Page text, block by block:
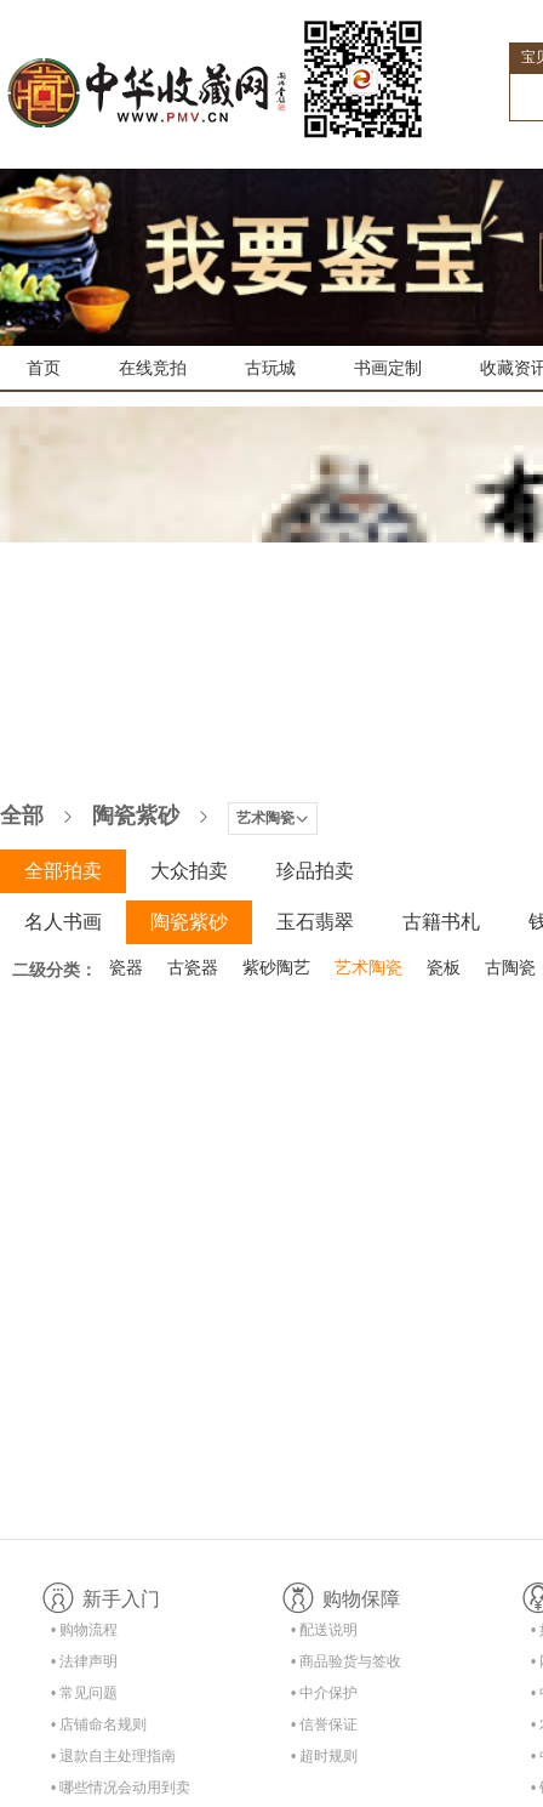
宝
首页 在线竞拍 古玩城 书画定制 收藏资
全部 陶瓷紫砂 艺术陶瓷
全部拍卖 大众拍卖 珍品拍卖
名人书画 陶瓷紫砂 玉石翡翠 古籍书札
木器家具 微拍
二级分类： 瓷器 古瓷器 紫砂陶艺 艺术陶瓷 瓷板 古陶瓷
新手入门
• 购物流程
• 法律声明
• 常见问题
• 店铺命名规则
• 退款自主处理指南
• 哪些情况会动用到卖
购物保障
• 配送说明
• 商品验货与签收
• 中介保护
• 信誉保证
• 超时规则
•
•
•
•
•
•